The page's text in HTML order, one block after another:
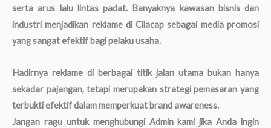
serta arus lalu lintas padat. Banyaknya kawasan bisnis dan
industri menjadikan reklame di Cilacap sebagai media promosi
yang sangat efektif bagi pelaku usaha.
Hadirnya reklame di berbagai titik jalan utama bukan hanya
sekadar pajangan, tetapi merupakan strategi pemasaran yang
terbukti efektif dalam memperkuat brand awareness.
Jangan ragu untuk menghubungi Admin kami jika Anda ingin